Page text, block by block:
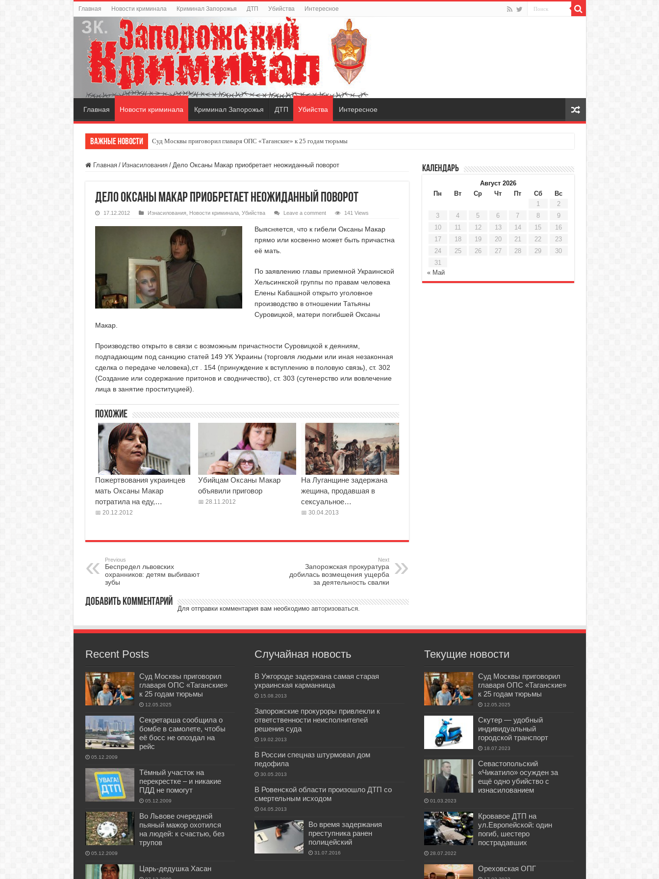
Главная Новости криминала Криминал Запорожья ДТП Убийства Интересное
Главная Новости криминала Криминал Запорожья ДТП Убийства Интересное
Важные новости Суд Москвы приговорил главаря ОПС «Таганские» к 25 годам тюрьмы
Главная / Изнасилования / Дело Оксаны Макар приобретает неожиданный поворот
Дело Оксаны Макар приобретает неожиданный поворот
17.12.2012 Изнасилования Новости криминала, Убийства Leave a comment 141 Views
Выясняется, что к гибели Оксаны Макар
прямо или косвенно может быть причастна
её мать.
По заявлению главы приемной Украинской
Хельсинкской группы по правам человека
Елены Кабашной открыто уголовное
производство в отношении Татьяны
Суровицкой, матери погибшей Оксаны
Макар.
Производство открыто в связи с возможным причастности Суровицкой к деяниям,
подпадающим под санкцию статей 149 УК Украины (торговля людьми или иная незаконная
сделка о передаче человека),ст . 154 (принуждение к вступлению в половую связь), ст. 302
(Создание или содержание притонов и сводничество), ст. 303 (сутенерство или вовлечение
лица в занятие проституцией).
Похожие
Пожертвования украинцев
мать Оксаны Макар
потратила на еду,…
20.12.2012
Убийцам Оксаны Макар
объявили приговор
28.11.2012
На Луганщине задержана
жещина, продавшая в
сексуальное…
30.04.2013
Previous
Беспредел львовских
охранников: детям выбивают
зубы
Next
Запорожская прокуратура
добилась возмещения ущерба
за деятельность свалки
Добавить комментарий
Для отправки комментария вам необходимо авторизоваться.
Календарь
Август 2026
Пн
Вт Ср Чт Пт Сб
Вс
1
2
3
4 5 6 7 8
9
10
11 12 13 14 15
16
17
18 19 20 21 22
23
24
25 26 27 28 29
30
31
« Май
Recent Posts
Суд Москвы приговорил
главаря ОПС «Таганские»
к 25 годам тюрьмы
12.05.2025
Секретарша сообщила о
бомбе в самолете, чтобы
её босс не опоздал на
рейс
05.12.2009
Тёмный участок на
перекрестке – и никакие
ПДД не помогут
05.12.2009
Во Львове очередной
пьяный мажор охотился
на людей: к счастью, без
трупов
05.12.2009
Царь-дедушка Хасан
Случайная новость
В Ужгороде задержана самая старая
украинская карманница
15.08.2013
Запорожские прокуроры привлекли к
ответственности неисполнителей
решения суда
19.02.2013
В России спецназ штурмовал дом
педофила
30.05.2013
В Ровенской области произошло ДТП со
смертельным исходом
04.05.2013
Во время задержания
преступника ранен
полицейский
31.07.2016
Текущие новости
Суд Москвы приговорил
главаря ОПС «Таганские»
к 25 годам тюрьмы
12.05.2025
Скутер — удобный
индивидуальный
городской транспорт
18.07.2023
Севастопольский
«Чикатило» осужден за
ещё одно убийство с
изнасилованием
01.03.2023
Кровавое ДТП на
ул.Европейской: один
погиб, шестеро
пострадавших
28.07.2022
Ореховская ОПГ